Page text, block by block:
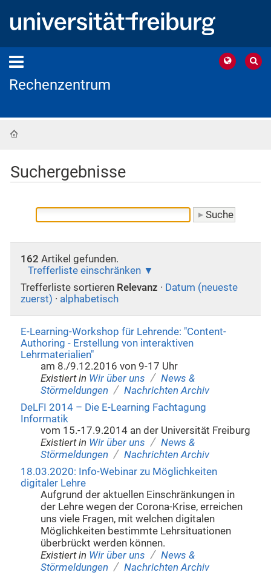
Rechenzentrum
Suchergebnisse
162 Artikel gefunden.
Trefferliste einschränken
Trefferliste sortieren Relevanz · Datum (neueste
zuerst) · alphabetisch
E-Learning-Workshop für Lehrende: "Content-
Authoring - Erstellung von interaktiven
Lehrmaterialien"
am 8./9.12.2016 von 9-17 Uhr
Existiert in Wir über uns / News &
Störmeldungen / Nachrichten Archiv
DeLFI 2014 – Die E-Learning Fachtagung
Informatik
vom 15.-17.9.2014 an der Universität Freiburg
Existiert in Wir über uns / News &
Störmeldungen / Nachrichten Archiv
18.03.2020: Info-Webinar zu Möglichkeiten
digitaler Lehre
Aufgrund der aktuellen Einschränkungen in
der Lehre wegen der Corona-Krise, erreichen
uns viele Fragen, mit welchen digitalen
Möglichkeiten bestimmte Lehrsituationen
überbrückt werden können.
Existiert in Wir über uns / News &
Störmeldungen / Nachrichten Archiv